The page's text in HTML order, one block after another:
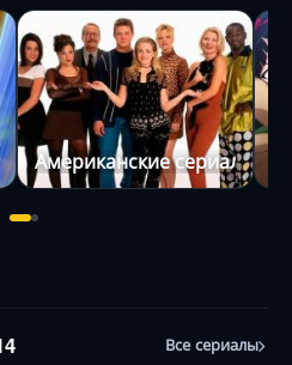
Американские сериалы
Все сериалы